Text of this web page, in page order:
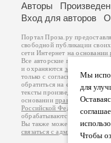
Мы
для
Чтобы
Авторы
Вход для авторов
О
Портал Проза.ру
свободной публикации
сети Интернет на основании
Все авторские права на
и охраняются законом
.
только с согласия его
обратиться на его авторской
тексты произведений авторы
основанииправил
Российской Федерации
обрабатываются на
Вы также можете
связаться с администрацией